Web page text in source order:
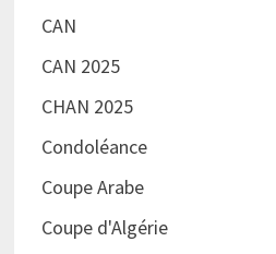
CAN
CAN 2025
CHAN 2025
Condoléance
Coupe Arabe
Coupe d'Algérie